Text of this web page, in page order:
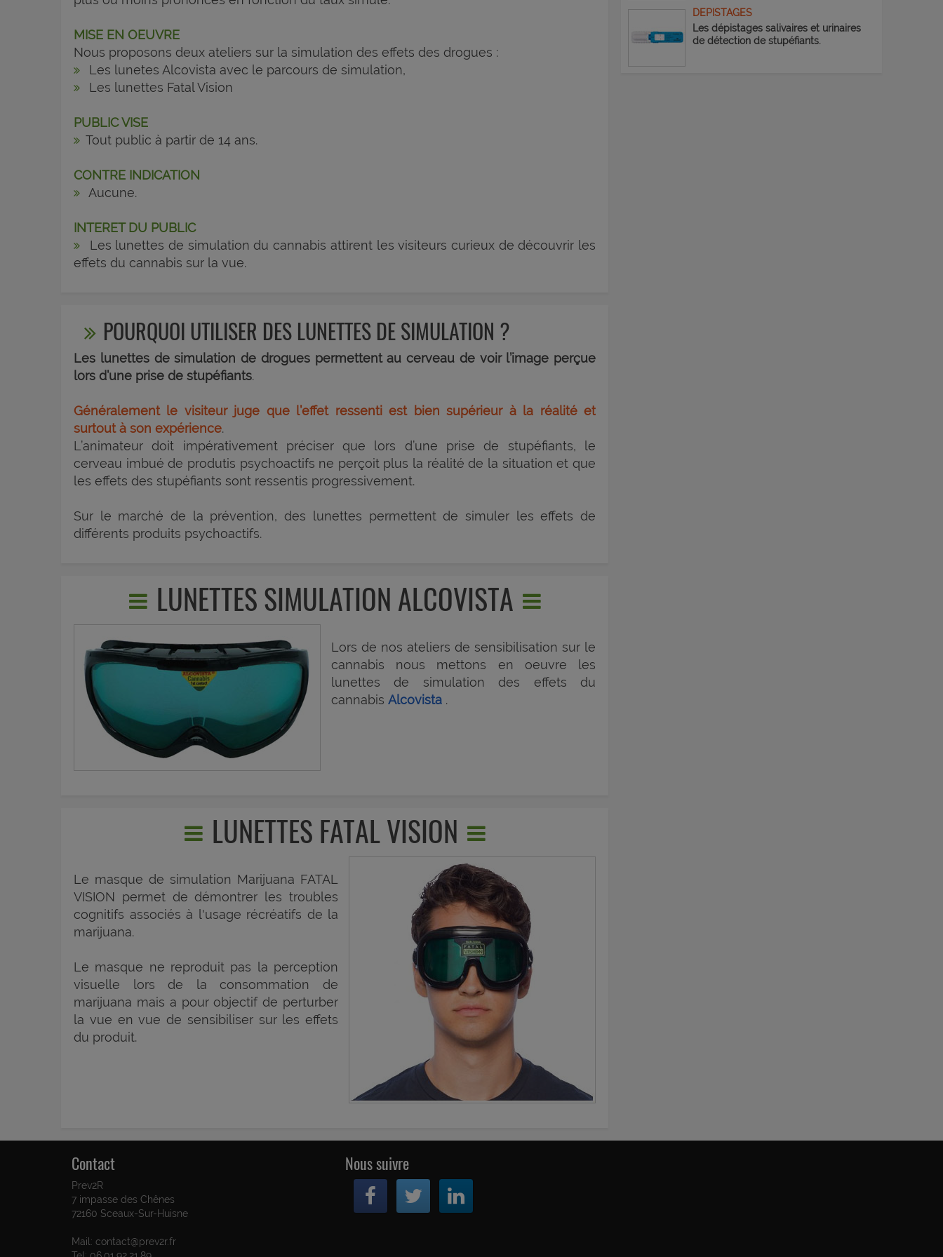
MISE EN OEUVRE
Nous proposons deux ateliers sur la simulation des effets des drogues :
Les lunetes Alcovista avec le parcours de simulation,
Les lunettes Fatal Vision
PUBLIC VISE
Tout public à partir de 14 ans.
CONTRE INDICATION
Aucune.
INTERET DU PUBLIC
Les lunettes de simulation du cannabis attirent les visiteurs curieux de découvrir les
effets du cannabis sur la vue.
POURQUOI UTILISER DES LUNETTES DE SIMULATION ?
Les lunettes de simulation de drogues permettent au cerveau de voir l’image perçue
lors d’une prise de stupéfiants.
Généralement le visiteur juge que l’effet ressenti est bien supérieur à la réalité et
surtout à son expérience.
L’animateur doit impérativement préciser que lors d’une prise de stupéfiants, le
cerveau imbué de produtis psychoactifs ne perçoit plus la réalité de la situation et que
les effets des stupéfiants sont ressentis progressivement.
Sur le marché de la prévention, des lunettes permettent de simuler les effets de
différents produits psychoactifs.
LUNETTES SIMULATION ALCOVISTA
Lors de nos ateliers de sensibilisation sur le
cannabis nous mettons en oeuvre les
lunettes de simulation des effets du
cannabis Alcovista .
LUNETTES FATAL VISION
Le masque de simulation Marijuana FATAL
VISION permet de démontrer les troubles
cognitifs associés à l'usage récréatifs de la
marijuana.
Le masque ne reproduit pas la perception
visuelle lors de la consommation de
marijuana mais a pour objectif de perturber
la vue en vue de sensibiliser sur les effets
du produit.
DEPISTAGES
Les dépistages salivaires et urinaires
de détection de stupéfiants.
Contact
Prev2R
7 impasse des Chênes
72160 Sceaux-Sur-Huisne
Mail: contact@prev2r.fr
Nous suivre